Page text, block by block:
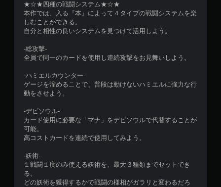
★☆★四種の戦闘システム★☆★
本作では、入る『本』によって４タイプの戦闘システムを楽
しむことができる。
自分と相性の良いシステムを見つけて活用しよう。
-総攻撃-
全員で同一のカードを使用し連続攻撃をお見舞いしよう。
-ハミエルカウンター-
ゲージを溜めることで、普段は動けないハミエルに強力な行
動をさせよう。
-デビソウル-
カード使用に必要な「マナ」をデビソウルで代替することが
可能。
高コストカードを連続で使用してみよう。
-妖術-
１戦闘１度のみ使える妖術を、最大３種類までセットでき
る。
どの妖術を獲得するかで戦闘の様相がガラリと変わるだろ